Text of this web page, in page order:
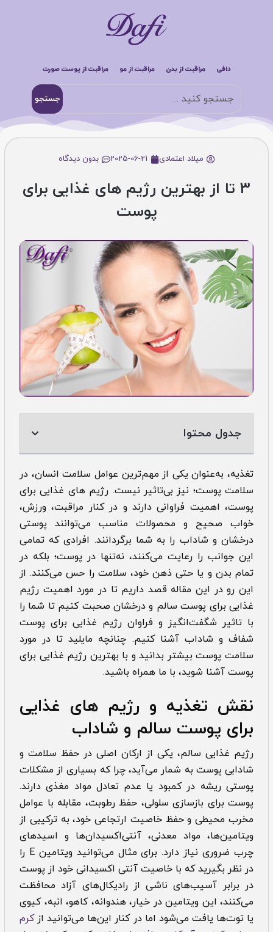
دافی مراقبت از بدن مراقبت از مو مراقبت از پوست صورت
جستجو
میلاد اعتمادی 2025-06-21 بدون دیدگاه
3 تا از بهترین رژیم های غذایی برای
پوست
جدول محتوا
تغذیه، به‌عنوان یکی از مهم‌ترین عوامل سلامت انسان، در
سلامت پوست؛ نیز بی‌تاثیر نیست. رژیم های غذایی برای
پوست، اهمیت فراوانی دارند و در کنار مراقبت، ورزش،
خواب صحیح و محصولات مناسب می‌توانند پوستی
درخشان و شاداب را به شما برگردانند. افرادی که تمامی
این جوانب را رعایت می‌کنند، نه‌تنها در پوست؛ بلکه در
تمام بدن و یا حتی ذهن خود، سلامت را حس می‌کنند. از
این رو در این مقاله قصد داریم تا در مورد اهمیت رژیم
غذایی برای پوست سالم و درخشان صحبت کنیم تا شما را
با تاثیر شگفت‌انگیز و فراوان رژیم غذایی برای پوست
شفاف و شاداب آشنا کنیم. چنانچه مایلید تا در مورد
سلامت پوست بیشتر بدانید و با بهترین رژیم غذایی برای
پوست آشنا شوید، با ما همراه باشید.
نقش تغذیه و رژیم های غذایی
برای پوست سالم و شاداب
رژیم غذایی سالم، یکی از ارکان اصلی در حفظ سلامت و
شادابی پوست به شمار می‌آید، چرا که بسیاری از مشکلات
پوستی ریشه در کمبود یا عدم تعادل مواد مغذی دارند.
پوست برای بازسازی سلولی، حفظ رطوبت، مقابله با عوامل
مخرب محیطی و حفظ خاصیت ارتجاعی خود، به ترکیبی از
ویتامین‌ها، مواد معدنی، آنتی‌اکسیدان‌ها و اسیدهای
چرب ضروری نیاز دارد. برای مثال می‌توانید ویتامین E را
در نظر بگیرید که با خاصیت آنتی اکسیدانی خود از پوست
در برابر آسیب‌های ناشی از رادیکال‌های آزاد محافظت
می‌کنند، این ویتامین در خیار، هندوانه، کاهو، انبه، کیوی
یا توت‌ها یافت می‌‎شود اما در کنار این‌ها می‌توانید از
کرم